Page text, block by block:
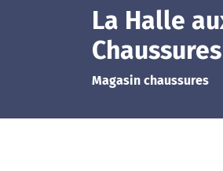
La Halle
Chaussures
Magasin chaussures